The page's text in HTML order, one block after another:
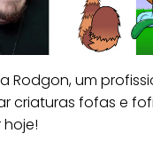
Rodgon, um
criaturas fofas e